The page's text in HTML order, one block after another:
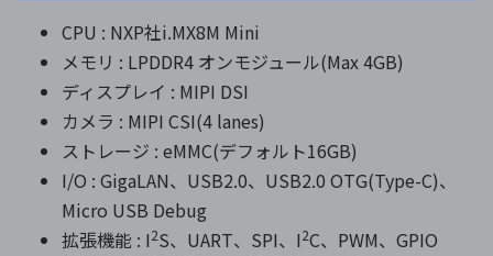
CPU : NXP社i.MX8M Mini
メモリ : LPDDR4 オンモジュール(Max 4GB)
ディスプレイ : MIPI DSI
カメラ : MIPI CSI(4 lanes)
ストレージ : eMMC(デフォルト16GB)
I/O : GigaLAN、USB2.0、USB2.0 OTG(Type-C)、
Micro USB Debug
拡張機能 : I2S、UART、SPI、I2C、PWM、GPIO